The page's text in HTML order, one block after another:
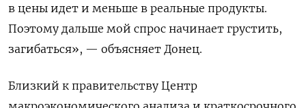
в цены идет и меньше в реальные продукты.
Поэтому дальше мой спрос начинает грустить,
загибаться», — объясняет Донец.
Близкий к правительству Центр